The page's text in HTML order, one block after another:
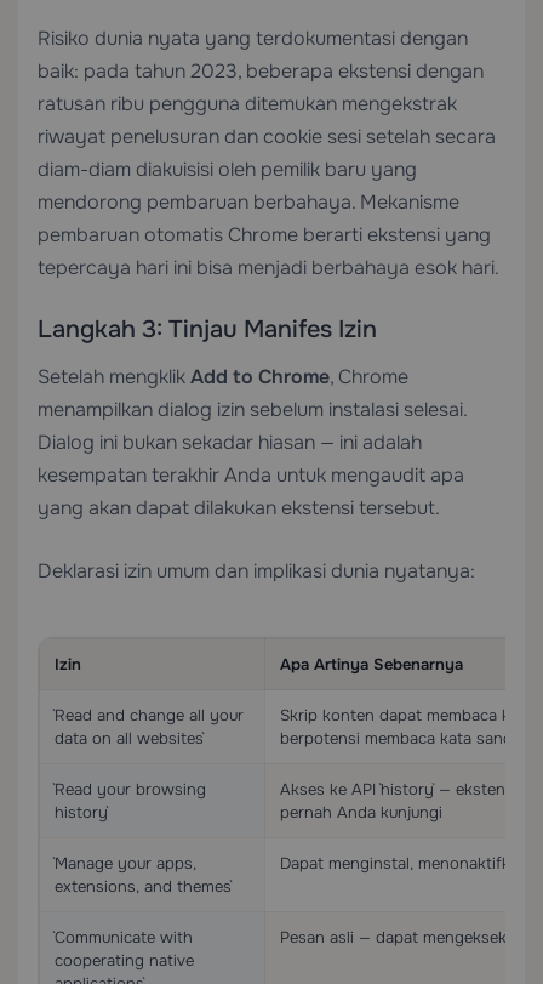
Risiko dunia nyata yang terdokumentasi dengan
baik: pada tahun 2023, beberapa ekstensi dengan
ratusan ribu pengguna ditemukan mengekstrak
riwayat penelusuran dan cookie sesi setelah secara
diam-diam diakuisisi oleh pemilik baru yang
mendorong pembaruan berbahaya. Mekanisme
pembaruan otomatis Chrome berarti ekstensi yang
tepercaya hari ini bisa menjadi berbahaya esok hari.
Langkah 3: Tinjau Manifes Izin
Setelah mengklikAdd to Chrome, Chrome
menampilkan dialog izin sebelum instalasi selesai.
Dialog ini bukan sekadar hiasan — ini adalah
kesempatan terakhir Anda untuk mengaudit apa
yang akan dapat dilakukan ekstensi tersebut.
Deklarasi izin umum dan implikasi dunia nyatanya:
Izin Apa Artinya Sebenarnya
`Read and change all your
data on all websites`
Skrip konten dapat membaca
berpotensi membaca kata sandi
`Read your browsing
history`
Akses ke API `history` — ekstensi
pernah Anda kunjungi
`Manage your apps,
extensions, and themes`
Dapat menginstal, menonaktifkan,
`Communicate with
cooperating native
Pesan asli — dapat mengeksekusi